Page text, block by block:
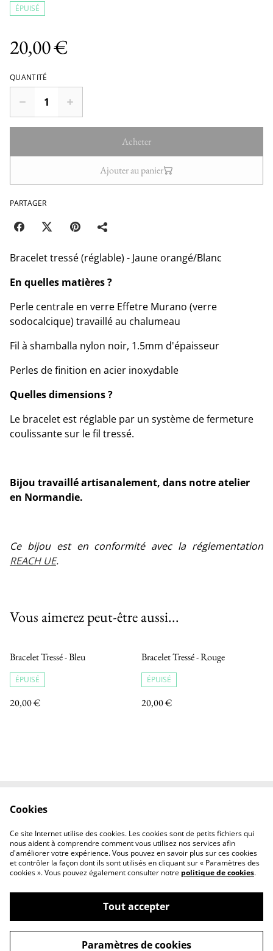
ÉPUISÉ
20,00 €
QUANTITÉ
Acheter
Ajouter au panier
PARTAGER
Bracelet tressé (réglable) - Jaune orangé/Blanc
En quelles matières ?
Perle centrale en verre Effetre Murano (verre
sodocalcique) travaillé au chalumeau
Fil à shamballa nylon noir, 1.5mm d'épaisseur
Perles de finition en acier inoxydable
Quelles dimensions ?
Le bracelet est réglable par un système de fermeture
coulissante sur le fil tressé.
Bijou travaillé artisanalement, dans notre atelier
en Normandie.
Ce bijou est en conformité avec la réglementation
REACH UE.
Vous aimerez peut-être aussi...
Bracelet Tressé - Bleu
ÉPUISÉ
20,00 €
Bracelet Tressé - Rouge
ÉPUISÉ
20,00 €
d'Utilisation
Ventes
Politique de cookies
A Propos
©2026Atelier Marie Corrieu
Cookies
Ce site Internet utilise des cookies. Les cookies sont de petits fichiers qui
nous aident à comprendre comment vous utilisez nos services afin
d'améliorer votre expérience. Vous pouvez en savoir plus sur ces cookies
et contrôler la façon dont ils sont utilisés en cliquant sur « Paramètres des
cookies ». Vous pouvez également consulter notre politique de cookies.
Tout accepter
Paramètres de cookies